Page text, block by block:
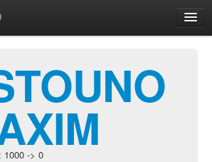
: 1000 -> 0